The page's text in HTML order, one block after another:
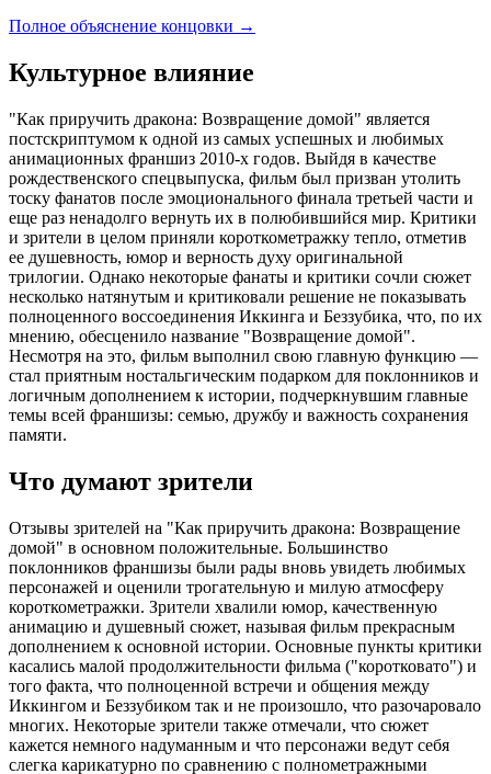
Полное объяснение концовки →
Культурное влияние
"Как приручить дракона: Возвращение домой" является
постскриптумом к одной из самых успешных и любимых
анимационных франшиз 2010-х годов. Выйдя в качестве
рождественского спецвыпуска, фильм был призван утолить
тоску фанатов после эмоционального финала третьей части и
еще раз ненадолго вернуть их в полюбившийся мир. Критики
и зрители в целом приняли короткометражку тепло, отметив
ее душевность, юмор и верность духу оригинальной
трилогии. Однако некоторые фанаты и критики сочли сюжет
несколько натянутым и критиковали решение не показывать
полноценного воссоединения Иккинга и Беззубика, что, по их
мнению, обесценило название "Возвращение домой".
Несмотря на это, фильм выполнил свою главную функцию —
стал приятным ностальгическим подарком для поклонников и
логичным дополнением к истории, подчеркнувшим главные
темы всей франшизы: семью, дружбу и важность сохранения
памяти.
Что думают зрители
Отзывы зрителей на "Как приручить дракона: Возвращение
домой" в основном положительные. Большинство
поклонников франшизы были рады вновь увидеть любимых
персонажей и оценили трогательную и милую атмосферу
короткометражки. Зрители хвалили юмор, качественную
анимацию и душевный сюжет, называя фильм прекрасным
дополнением к основной истории. Основные пункты критики
касались малой продолжительности фильма ("коротковато") и
того факта, что полноценной встречи и общения между
Иккингом и Беззубиком так и не произошло, что разочаровало
многих. Некоторые зрители также отмечали, что сюжет
кажется немного надуманным и что персонажи ведут себя
слегка карикатурно по сравнению с полнометражными